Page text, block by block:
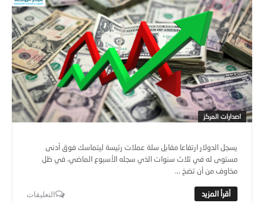
اصدارات المركز
يسجل الدولار ارتفاعا مقابل سلة عملات رئيسة ليتماسك فوق أدنى
مستوى له في ثلاث سنوات الذي سجله الأسبوع الماضي، في ظل
مخاوف من أن تضخ ...
التعليقات